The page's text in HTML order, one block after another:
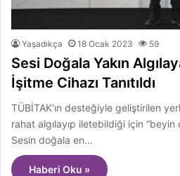
Yaşadıkça 18 Ocak 2023 59
Sesi Doğala Yakın
İşitme Cihazı Tanıtıldı
TÜBİTAK’ın desteğiyle geliştirilen
rahat algılayıp iletebildiği için “beyin
Sesin doğala en…
Haberi Oku »